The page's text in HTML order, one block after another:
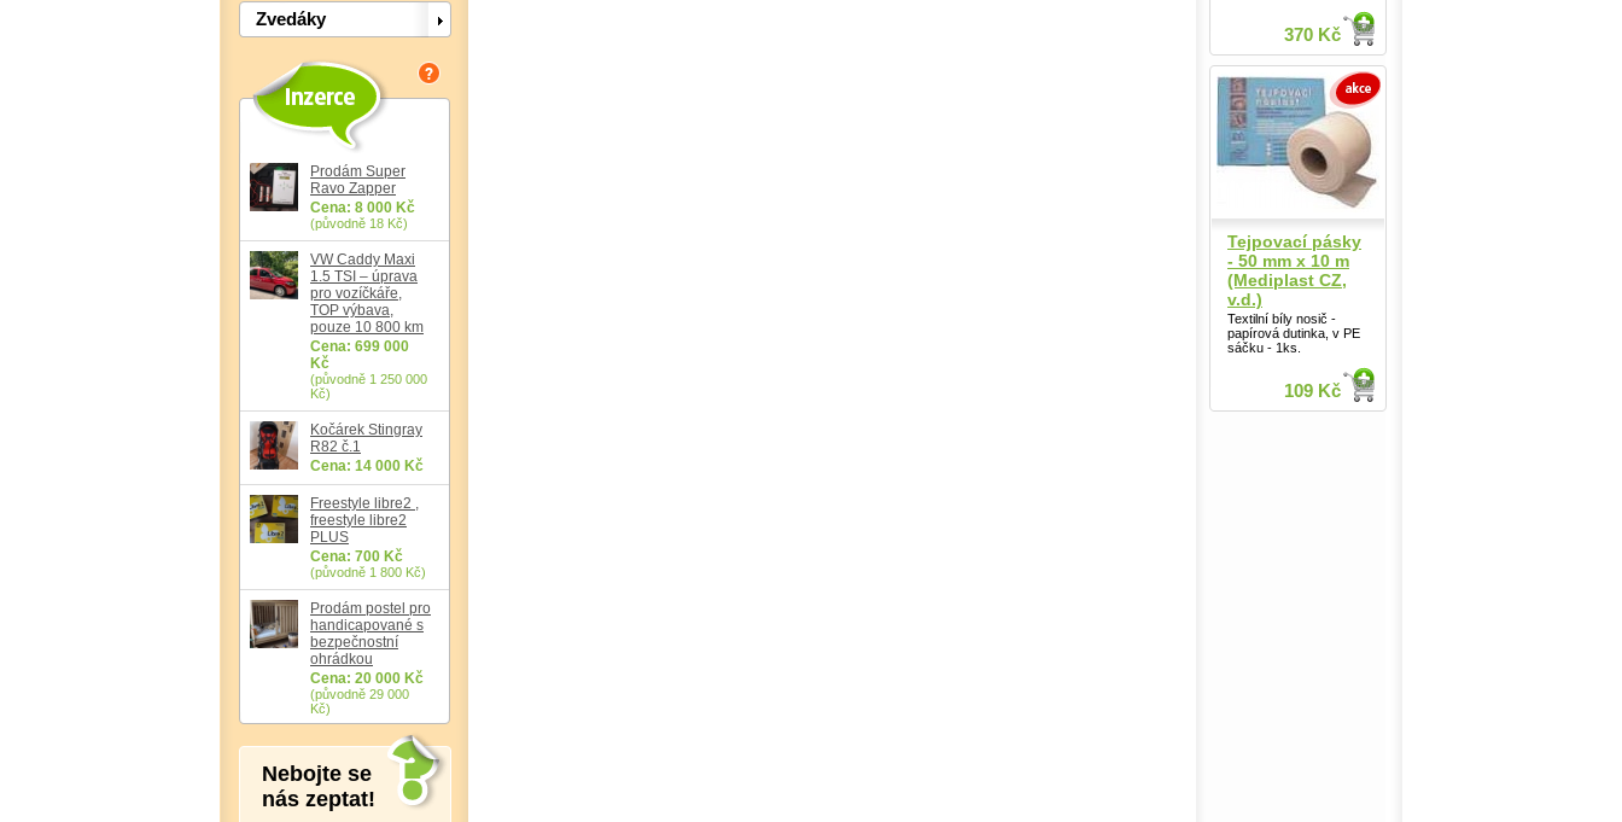
Zvedáky
Prodám Super
Ravo Zapper
Cena: 8 000 Kč
(původně 18 Kč)
VW Caddy Maxi
1.5 TSI – úprava
pro vozíčkáře,
TOP výbava,
pouze 10 800 km
Cena: 699 000
Kč
(původně 1 250 000
Kč)
Kočárek Stingray
R82 č.1
Cena: 14 000 Kč
Freestyle libre2 ,
freestyle libre2
PLUS
Cena: 700 Kč
(původně 1 800 Kč)
Prodám postel pro
handicapované s
bezpečnostní
ohrádkou
Cena: 20 000 Kč
(původně 29 000
Kč)
Nebojte se
nás zeptat!
370 Kč
Tejpovací pásky
- 50 mm x 10 m
(Mediplast CZ,
v.d.)
Textilní bíly nosič -
papírová dutinka, v PE
sáčku - 1ks.
109 Kč